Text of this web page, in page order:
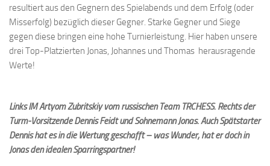
resultiert aus den Gegnern des Spielabends und dem Erfolg (oder
Misserfolg) bezüglich dieser Gegner. Starke Gegner und Siege
gegen diese bringen eine hohe Turnierleistung. Hier haben unsere
drei Top-Platzierten Jonas, Johannes und Thomas herausragende
Werte!
Links IM Artyom Zubritskiy vom russischen Team TRCHESS. Rechts der
Turm-Vorsitzende Dennis Feidt und Sohnemann Jonas. Auch Spätstarter
Dennis hat es in die Wertung geschafft – was Wunder, hat er doch in
Jonas den idealen Sparringspartner!